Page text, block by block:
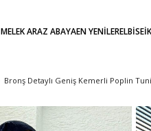
MELEK ARAZ ABAYAEN YENİLERELBİSE
Bronş Detaylı Geniş Kemerli Poplin